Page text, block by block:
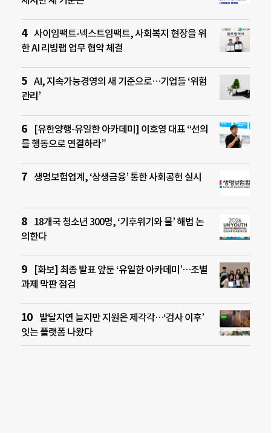
사이임팩트-넥스트임팩트, 사회복지 현장을 위
한 AI 리빙랩 업무 협약 체결
AI, 지속가능경영의 새 기준으로…기업들 ‘위험
관리’
[유한양행-유일한 아카데미] 이호영 대표 “선의
를 행동으로 연결하라”
생명보험업계, ‘상생금융’ 통한 사회공헌 실시
18개국 청소년 300명, ‘기후위기와 물’ 해법 논
의한다
[화보] 최종 발표 앞둔 ‘유일한 아카데미’…조별
과제 막판 점검
발달지연 늘지만 지원은 제각각…‘검사 이후’
잇는 플랫폼 나왔다